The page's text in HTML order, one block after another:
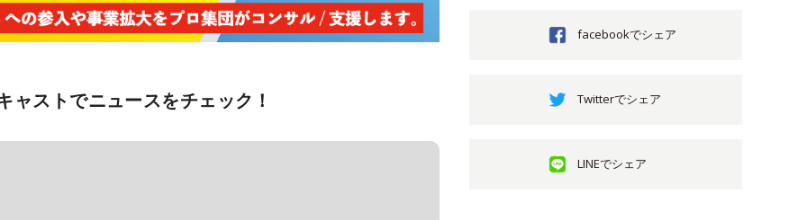
ャストでニュースをチェック！
facebookでシェア
Twitterでシェア
LINEでシェア